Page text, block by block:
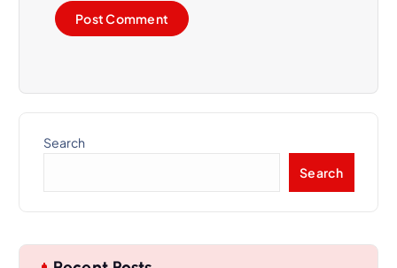
Search
Search